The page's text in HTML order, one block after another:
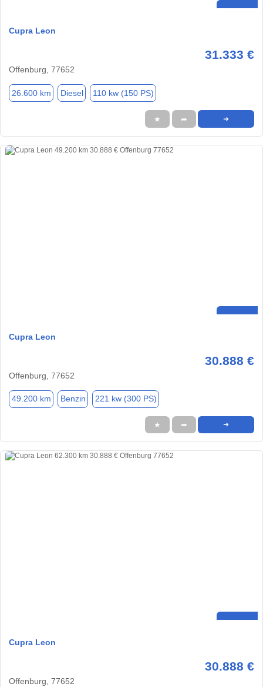
Cupra Leon
31.333 €
Offenburg, 77652
26.600 km Diesel 110 kw (150 PS)
★ ➦ ➜
Cupra Leon
30.888 €
Offenburg, 77652
49.200 km Benzin 221 kw (300 PS)
★ ➦ ➜
Cupra Leon
30.888 €
Offenburg, 77652